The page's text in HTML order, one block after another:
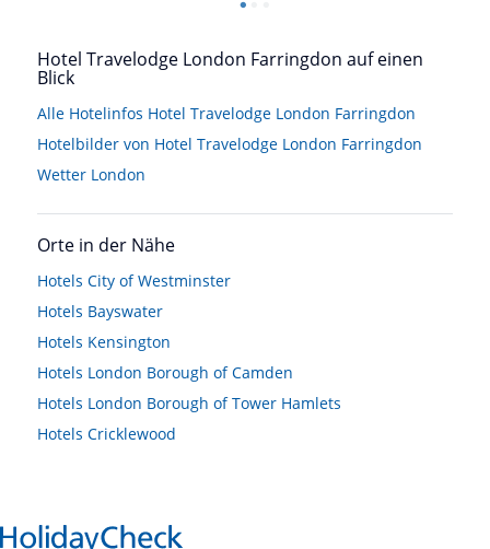
Hotel Travelodge London Farringdon auf einen
Blick
Alle Hotelinfos Hotel Travelodge London Farringdon
Hotelbilder von Hotel Travelodge London Farringdon
Wetter London
Orte in der Nähe
Hotels City of Westminster
Hotels Bayswater
Hotels Kensington
Hotels London Borough of Camden
Hotels London Borough of Tower Hamlets
Hotels Cricklewood